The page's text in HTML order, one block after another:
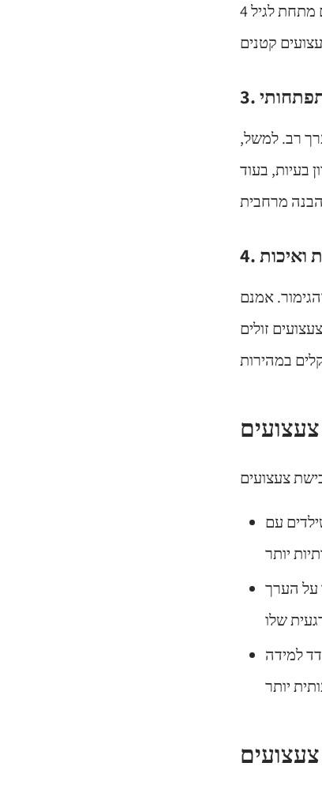
רעילים. לפי נתוני 'בטרם' – המרכז הלאומי לבטיחות ולבריאות ילדים, כ-300 ילדים מתחת לגיל 4
רב. למשל,
בעיות, בעוד
ואיכות
אמנם
זולים
עם
על הערך
למידה